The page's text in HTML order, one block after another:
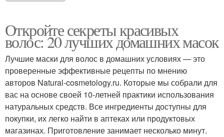
Откройте секреты красивых
волос: 20 лучших домашних масок
Лучшие маски для волос в домашних условиях — это
проверенные эффективные рецепты по мнению
авторов Natural-cosmetology.ru. Которые мы собрали для
вас на основе своей 10-летней практики использования
натуральных средств. Все ингредиенты доступны для
покупки, их легко найти в аптеках или продуктовых
магазинах. Приготовление занимает несколько минут.